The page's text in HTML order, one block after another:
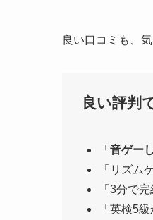
良い口コミも、
良い評判
「 音ゲー
「リズム
「3分で
「英検5